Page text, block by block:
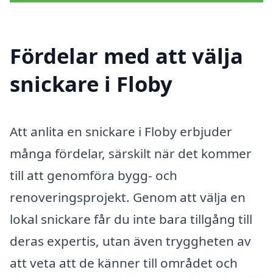
Fördelar med att välja
snickare i Floby
Att anlita en snickare i Floby erbjuder
många fördelar, särskilt när det kommer
till att genomföra bygg- och
renoveringsprojekt. Genom att välja en
lokal snickare får du inte bara tillgång till
deras expertis, utan även tryggheten av
att veta att de känner till området och